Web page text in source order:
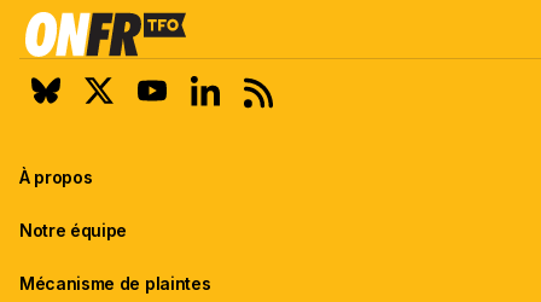
À propos
Notre équipe
Mécanisme de plaintes